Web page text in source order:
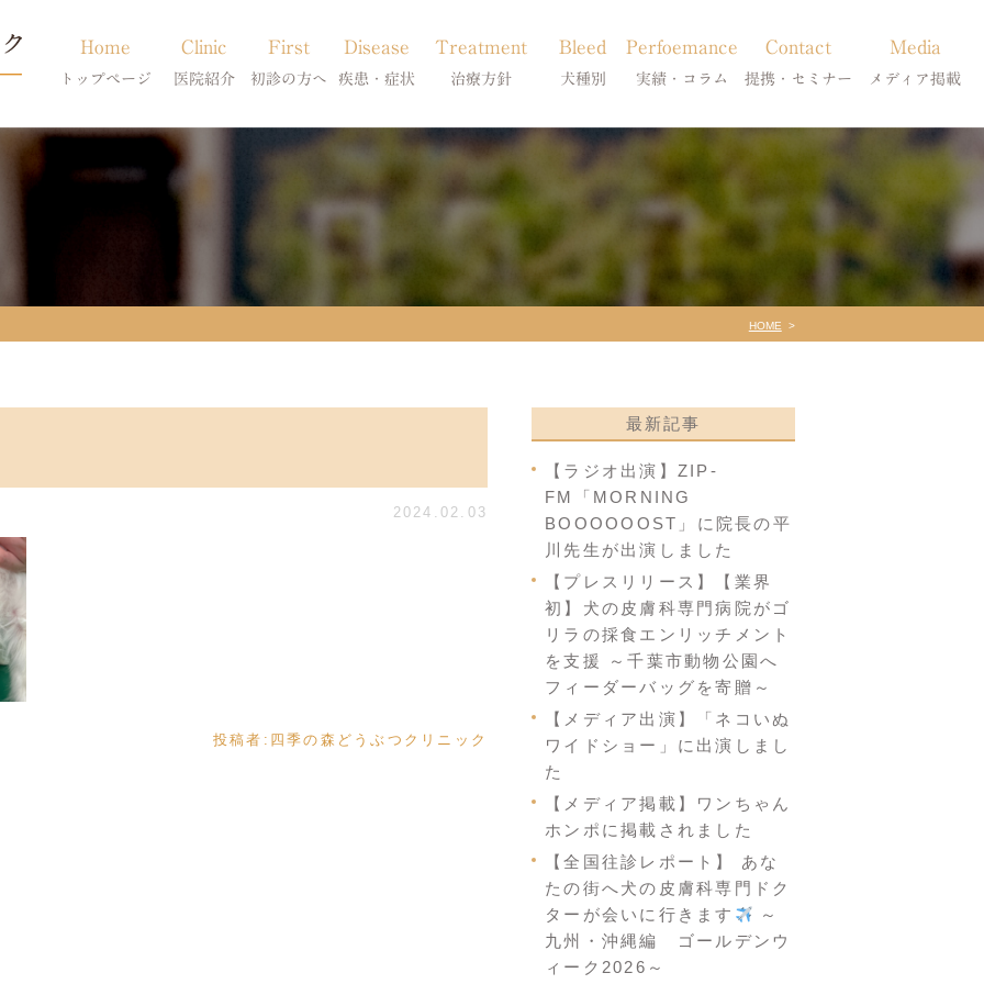
Home
トップページ
Clinic
医院紹介
当院のご紹介
First
初診の方へ
Disease
疾患・症状
アトピー・アレルギー
膿皮症・脂漏症
脱毛症・アロペシアX
Treatment
治療方針
皮膚科特別診療
スキンケア療法
Bleed
犬種別
柴犬の皮膚病
シーズーの皮膚病
フレンチブルドッグの皮膚病
Perfoemance
実績・コラム
犬種別
症状別
Contact
提携・セミナー
診療提携・セミナー開催
Media
メディア掲載
メディア掲載
HOME
2024.02.03
投稿者: 四季の森どうぶつクリニック
最新記事
【ラジオ出演】ZIP-
FM「MORNING
BOOOOOOST」に院長の平
川先生が出演しました
【プレスリリース】【業界
初】犬の皮膚科専門病院がゴ
リラの採食エンリッチメント
を支援 ～千葉市動物公園へ
フィーダーバッグを寄贈～
【メディア出演】「ネコいぬ
ワイドショー」に出演しまし
た
【メディア掲載】ワンちゃん
ホンポに掲載されました
【全国往診レポート】 あな
たの街へ犬の皮膚科専門ドク
ターが会いに行きます
～
九州・沖縄編 ゴールデンウ
ィーク2026～